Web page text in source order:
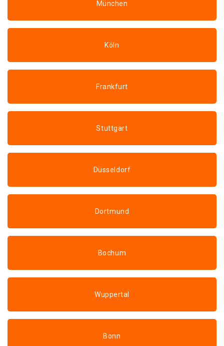
München
Köln
Frankfurt
Stuttgart
Düsseldorf
Dortmund
Bochum
Wuppertal
Bonn